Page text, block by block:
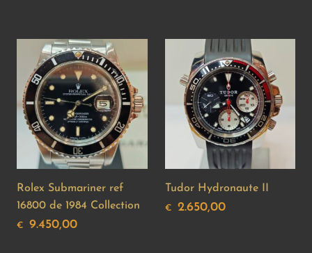
Rolex Submariner ref
16800 de 1984 Collection
€ 9.450,00
Tudor Hydronaute II
€ 2.650,00